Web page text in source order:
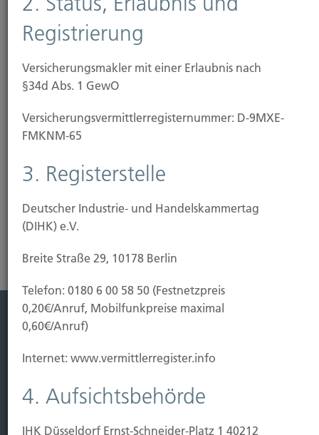
durch vernachlässigte Streupflicht im Winter
durch bauliche Mängel wie glatte Treppen, lose
Teppichbeläge oder schlechte Beleuchtung
bei Bauarbeiten bis zu 50.000 Euro Bausumme.
Bauherrenhaftpflicht-Versicherung erforderlich.)
Risikoanalyse Haftpflichtversicherung
Leistung
Leben
Sichern
Registrierung
Versicherungsmakler mit einer Erlaubnis nach
§34d Abs. 1 GewO
Versicherungs­vermittler­registernummer: D-9MXE-
FMKNM-65
3. Registerstelle
Deutscher Industrie- und Handelskammertag
(DIHK) e.V.
Breite Straße 29, 10178 Berlin
Telefon: 0180 6 00 58 50 (Festnetzpreis
0,20€/Anruf, Mobilfunkpreise maximal
0,60€/Anruf)
Internet: www.vermittlerregister.info
4. Aufsichtsbehörde
IHK Düsseldorf Ernst-Schneider-Platz 1 40212